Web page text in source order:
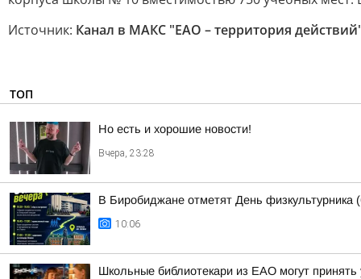
Источник: Канал в МАКС "ЕАО – территория
ТОП
Но есть и хорошие новости!
Вчера, 23:28
В Биробиджане отметят День физкультурника
10:06
Школьные библиотекари из ЕАО могут принять